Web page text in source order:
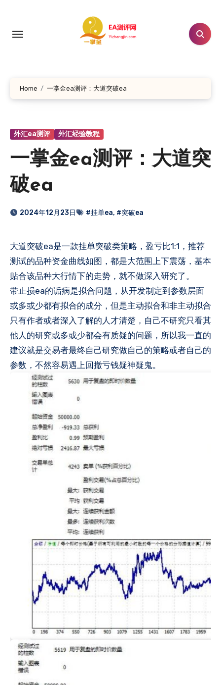
Home 一掌金ea测评：大道突破ea
外汇ea测评 外汇经验教程
一掌金ea测评：大道突
破ea
2024年12月23日 #挂单ea, #突破ea
大道突破ea是一款挂单突破类策略，盈亏比1:1，推荐
测试的品种资金曲线如图，都是大范围上下震荡，基本
贴合该品种大行情下的走势，就不做深入研究了。
带止损ea的诟病是拟合问题，从开发制定到参数层面
或多或少都有拟合的成分，但是主动拟合和非主动拟合
只有作者或者深入了解的人才清楚，自己不研究只看其
他人的研究或多或少都会有质疑的问题，所以我一直的
建议就是交易者最终自己研究做自己的策略或者自己的
参数，不然容易遇上回撤亏钱疑神疑鬼。